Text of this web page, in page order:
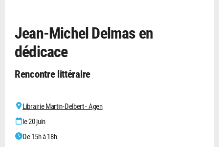
Jean-Michel Delmas en
dédicace
Rencontre littéraire
Librairie Martin-Delbert - Agen
le 20 juin
De 15h à 18h